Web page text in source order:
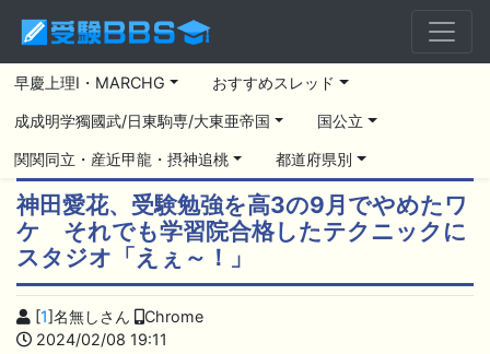
早慶上理I・MARCHG おすすめスレッド
成成明学獨國武/日東駒専/大東亜帝国 国公立
関関同立・産近甲龍・摂神追桃 都道府県別
神田愛花、受験勉強を高3の9月でやめたワ
ケ それでも学習院合格したテクニックに
スタジオ「えぇ～！」
[1]名無しさん
Chrome
2024/02/08 19:11